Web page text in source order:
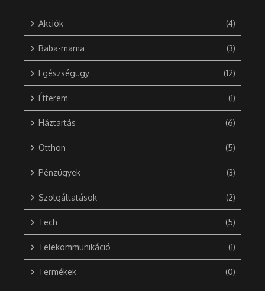
Akciók (4)
Baba-mama (3)
Egészségügy (12)
Étterem (1)
Háztartás (6)
Otthon (5)
Pénzügyek (3)
Szolgáltatások (2)
Tech (5)
Telekommunikáció (1)
Termékek (0)